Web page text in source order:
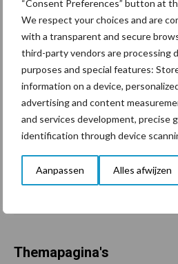
“Consent Preferences” button at
We respect your choices and are
with a transparent and secure
third-party vendors are processing
purposes and special features:
information on a device,
advertising and content
and services development, precise
identification through device
Aanpassen Alles afwijzen
in de greep
De
voor mastitis
ForFarmers
krimpende
markt
Themapagina's